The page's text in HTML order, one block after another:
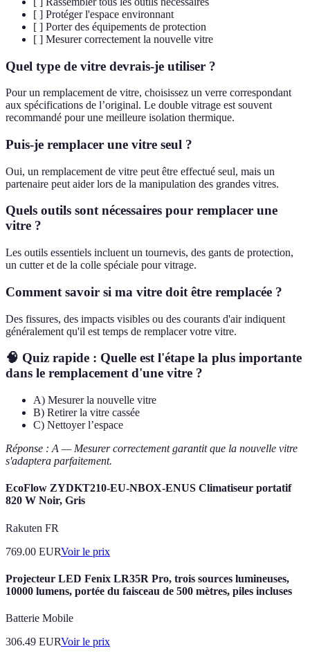
[ ] Protéger l'espace environnant
[ ] Porter des équipements de protection
[ ] Mesurer correctement la nouvelle vitre
Quel type de vitre devrais-je utiliser ?
Pour un remplacement de vitre, choisissez un verre correspondant
aux spécifications de l’original. Le double vitrage est souvent
recommandé pour une meilleure isolation thermique.
Puis-je remplacer une vitre seul ?
Oui, un remplacement de vitre peut être effectué seul, mais un
partenaire peut aider lors de la manipulation des grandes vitres.
Quels outils sont nécessaires pour remplacer une
vitre ?
Les outils essentiels incluent un tournevis, des gants de protection,
un cutter et de la colle spéciale pour vitrage.
Comment savoir si ma vitre doit être remplacée ?
Des fissures, des impacts visibles ou des courants d'air indiquent
généralement qu'il est temps de remplacer votre vitre.
🧠 Quiz rapide : Quelle est l'étape la plus importante
dans le remplacement d'une vitre ?
A) Mesurer la nouvelle vitre
B) Retirer la vitre cassée
C) Nettoyer l’espace
Réponse : A — Mesurer correctement garantit que la nouvelle vitre
s'adaptera parfaitement.
EcoFlow ZYDKT210-EU-NBOX-ENUS Climatiseur portatif
820 W Noir, Gris
Rakuten FR
769.00 EURVoir le prix
Projecteur LED Fenix LR35R Pro, trois sources lumineuses,
10000 lumens, portée du faisceau de 500 mètres, piles incluses
Batterie Mobile
306.49 EURVoir le prix